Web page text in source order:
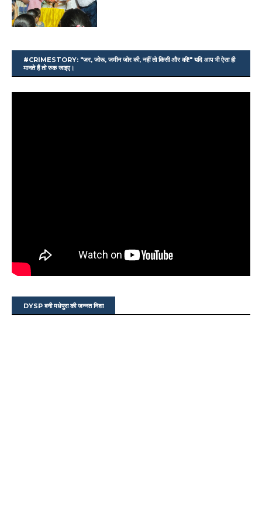
#CRIMESTORY: "जर, जोरू, जमीन जोर की, नहीं तो किसी और की!" यदि आप भी ऐसा ही
मानते हैं तो रुक जाइए।
DYSP बनी मधेपुरा की जन्नत निशा